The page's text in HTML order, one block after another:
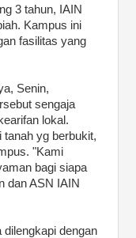
3 tahun, IAIN
Kampus ini
fasilitas yang
Senin,
sengaja
lokal.
tanah yg berbukit,
"Kami
bagi siapa
dan ASN IAIN
dengan